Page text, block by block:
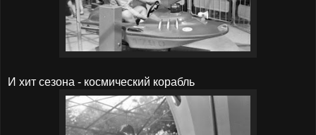
И хит сезона - космический корабль